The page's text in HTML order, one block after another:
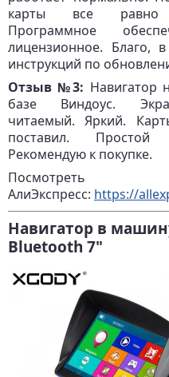
карты все равно
Программное
лицензионное. Благо,
инструкций по
Отзыв №3: Навигатор
базе Виндоус.
читаемый. Яркий.
поставил. Простой
Рекомендую к покупке.
АлиЭкспресс: https://
Навигатор в
Bluetooth 7"